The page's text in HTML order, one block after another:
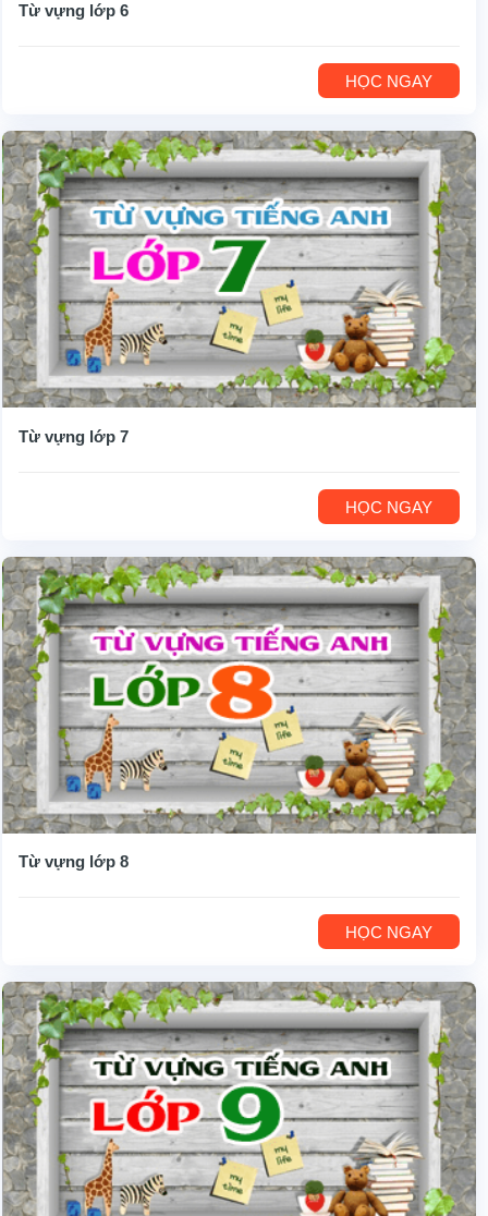
Từ vựng lớp 6
HỌC NGAY
Từ vựng lớp 7
HỌC NGAY
Từ vựng lớp 8
HỌC NGAY